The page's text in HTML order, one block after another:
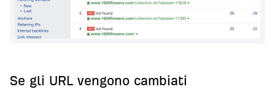
Se gli URL vengono cambiati